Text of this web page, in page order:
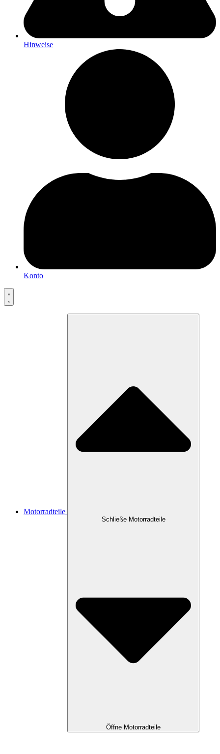
Hinweise
Konto
Motorradteile
Schließe Motorradteile
Öffne Motorradteile